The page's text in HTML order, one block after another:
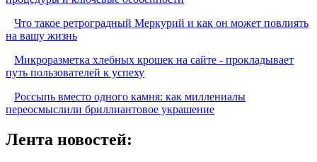
Что такое ретроградный Меркурий и как он может повлиять
на вашу жизнь
Микроразметка хлебных крошек на сайте - прокладывает
путь пользователей к успеху
Россыпь вместо одного камня: как миллениалы
переосмыслили бриллиантовое украшение
Лента новостей: